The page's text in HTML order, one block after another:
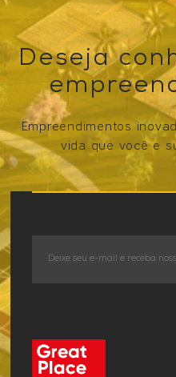
Deseja
Empreendimentos
vida que você e